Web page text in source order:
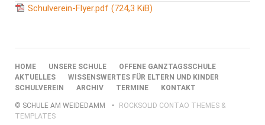
Schulverein-Flyer.pdf (724,3 KiB)
NAVIGATION
ÜBERSPRINGEN
HOME UNSERE SCHULE
OFFENE GANZTAGSSCHULE
AKTUELLES
WISSENSWERTES FÜR ELTERN UND KINDER
SCHULVEREIN
ARCHIV TERMINE KONTAKT
© SCHULE AM WEIDEDAMM
ROCKSOLID CONTAO THEMES &
TEMPLATES